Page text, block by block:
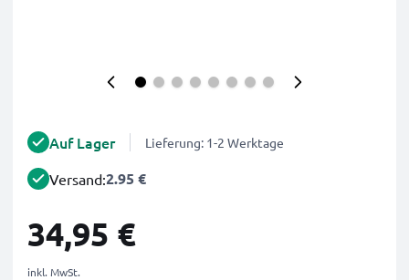
Auf Lager Lieferung: 1-2 Werktage
Versand:2.95 €
34,95 €
inkl. MwSt.